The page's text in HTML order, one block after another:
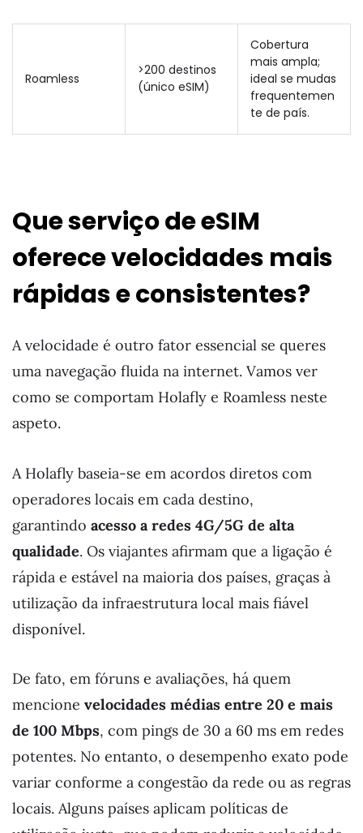
Roamless
>200 destinos
(único eSIM)
Cobertura
mais ampla;
ideal se mudas
frequentemen
te de país.
Que serviço de eSIM
oferece velocidades mais
rápidas e consistentes?
A velocidade é outro fator essencial se queres
uma navegação fluida na internet. Vamos ver
como se comportam Holafly e Roamless neste
aspeto.
A Holafly baseia-se em acordos diretos com
operadores locais em cada destino,
garantindo acesso a redes 4G/5G de alta
qualidade. Os viajantes afirmam que a ligação é
rápida e estável na maioria dos países, graças à
utilização da infraestrutura local mais fiável
disponível.
De fato, em fóruns e avaliações, há quem
mencione velocidades médias entre 20 e mais
de 100 Mbps, com pings de 30 a 60 ms em redes
potentes. No entanto, o desempenho exato pode
variar conforme a congestão da rede ou as regras
locais. Alguns países aplicam políticas de